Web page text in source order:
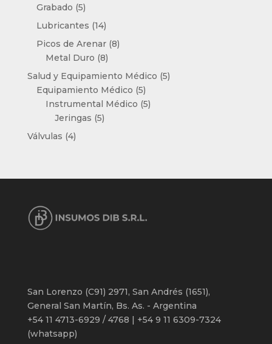
Grabado 55
productos
Lubricantes 1414
productos
Picos de Arenar 88
Metal Duro 88
productos
Salud y Equipamiento Médico 55
Equipamiento Médico 55
productos
Instrumental Médico 55
Jeringas 55
Válvulas 44
San Lorenzo (C91) 2971, San Andrés (1651),
General San Martín, Bs. As. - Argentina
+54 11 4713-6929 / 4768 | +54 9 11 6309-7324
(whatsapp)